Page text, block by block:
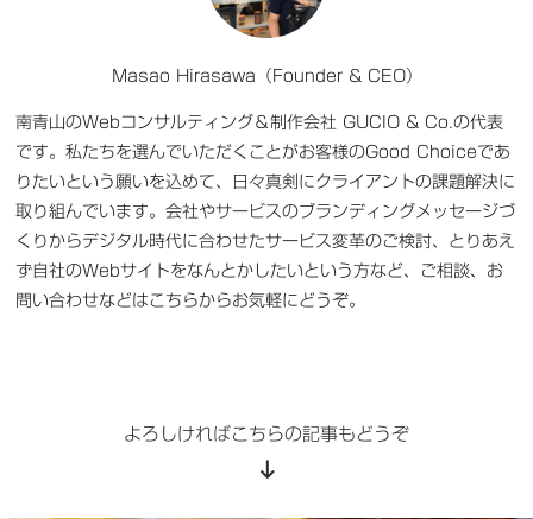
Masao Hirasawa（Founder & CEO）
南青山のWebコンサルティング＆制作会社 GUCIO & Co.の代表
です。私たちを選んでいただくことがお客様のGood Choiceであ
りたいという願いを込めて、日々真剣にクライアントの課題解決に
取り組んでいます。会社やサービスのブランディングメッセージづ
くりからデジタル時代に合わせたサービス変革のご検討、とりあえ
ず自社のWebサイトをなんとかしたいという方など、 ご相談、お
問い合わせなどはこちらからお気軽にどうぞ。
よろしければこちらの記事もどうぞ